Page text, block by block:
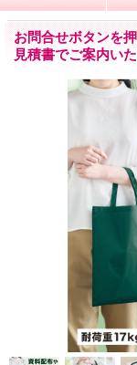
お問合せボタンを
見積書でご案内い